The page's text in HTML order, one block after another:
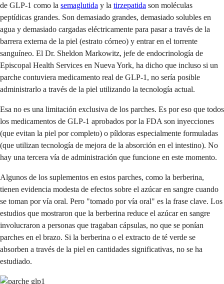
de GLP-1 como la semaglutida y la tirzepatida son moléculas
peptídicas grandes. Son demasiado grandes, demasiado solubles en
agua y demasiado cargadas eléctricamente para pasar a través de la
barrera externa de la piel (estrato córneo) y entrar en el torrente
sanguíneo. El Dr. Sheldon Markowitz, jefe de endocrinología de
Episcopal Health Services en Nueva York, ha dicho que incluso si un
parche contuviera medicamento real de GLP-1, no sería posible
administrarlo a través de la piel utilizando la tecnología actual.
Esa no es una limitación exclusiva de los parches. Es por eso que todos
los medicamentos de GLP-1 aprobados por la FDA son inyecciones
(que evitan la piel por completo) o píldoras especialmente formuladas
(que utilizan tecnología de mejora de la absorción en el intestino). No
hay una tercera vía de administración que funcione en este momento.
Algunos de los suplementos en estos parches, como la berberina,
tienen evidencia modesta de efectos sobre el azúcar en sangre cuando
se toman por vía oral. Pero "tomado por vía oral" es la frase clave. Los
estudios que mostraron que la berberina reduce el azúcar en sangre
involucraron a personas que tragaban cápsulas, no que se ponían
parches en el brazo. Si la berberina o el extracto de té verde se
absorben a través de la piel en cantidades significativas, no se ha
estudiado.